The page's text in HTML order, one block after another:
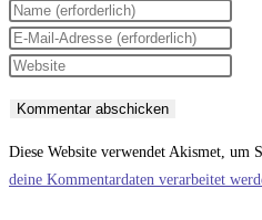
Gib
deinen
Namen
zum
Kommentieren
Gib
deine
Adresse
zum
Gib
URL
ein
Diese Website verwendet Akismet, um
deine Kommentardaten verarbeitet